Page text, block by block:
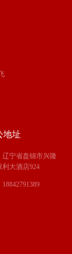
地址
辽宁省盘锦市兴隆
利大酒店924